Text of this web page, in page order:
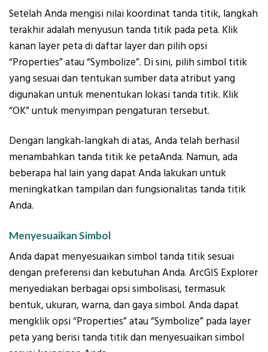
Setelah Anda mengisi nilai koordinat tanda titik, langkah
terakhir adalah menyusun tanda titik pada peta. Klik
kanan layer peta di daftar layer dan pilih opsi
“Properties” atau “Symbolize”. Di sini, pilih simbol titik
yang sesuai dan tentukan sumber data atribut yang
digunakan untuk menentukan lokasi tanda titik. Klik
“OK” untuk menyimpan pengaturan tersebut.
Dengan langkah-langkah di atas, Anda telah berhasil
menambahkan tanda titik ke petaAnda. Namun, ada
beberapa hal lain yang dapat Anda lakukan untuk
meningkatkan tampilan dan fungsionalitas tanda titik
Anda.
Menyesuaikan Simbol
Anda dapat menyesuaikan simbol tanda titik sesuai
dengan preferensi dan kebutuhan Anda. ArcGIS Explorer
menyediakan berbagai opsi simbolisasi, termasuk
bentuk, ukuran, warna, dan gaya simbol. Anda dapat
mengklik opsi “Properties” atau “Symbolize” pada layer
peta yang berisi tanda titik dan menyesuaikan simbol